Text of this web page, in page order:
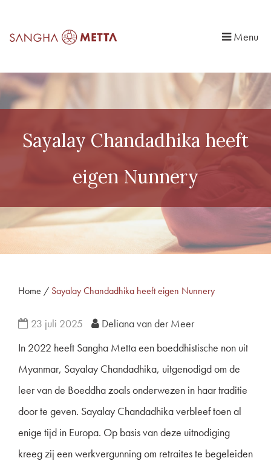
Menu
Sayalay Chandadhika heeft
eigen Nunnery
Home / Sayalay Chandadhika heeft eigen Nunnery
23 juli 2025
Deliana van der Meer
In 2022 heeft Sangha Metta een boeddhistische non uit
Myanmar, Sayalay Chandadhika, uitgenodigd om de
leer van de Boeddha zoals onderwezen in haar traditie
door te geven. Sayalay Chandadhika verbleef toen al
enige tijd in Europa. Op basis van deze uitnodiging
kreeg zij een werkvergunning om retraites te begeleiden